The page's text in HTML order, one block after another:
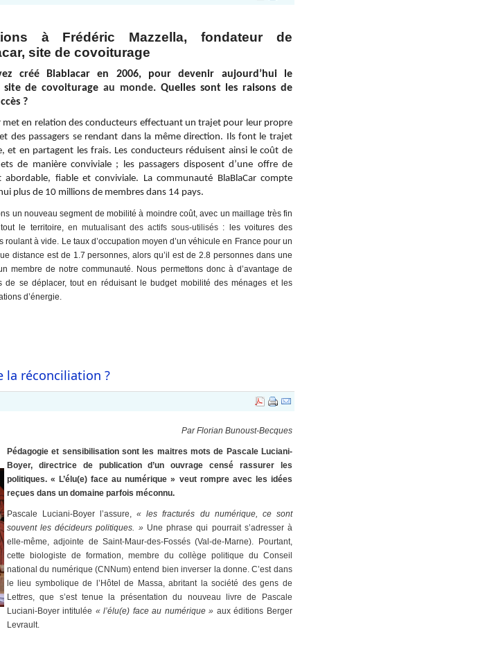
à Frédéric Mazzella, fondateur de
site de covoiturage
créé Blablacar en 2006, pour devenir aujourd’hui le
site de covoiturageau monde. Quelles sont les raisons de
?
met en relation des conducteurs effectuant un trajet pour leur propre
des passagers se rendant dans la même direction. Ils font le trajet
et en partagent les frais. Les conducteurs réduisent ainsi le coût de
de manière conviviale ; les passagers disposent d’une offre de
abordable, fiable et conviviale. La communauté BlaBlaCar compte
plus de 10 millions de membres dans 14 pays.
un nouveau segment de mobilité à moindre coût, avec un maillage très fin
le territoire, en mutualisant des actifs sous-utilisés : les voitures des
roulant à vide. Le taux d’occupation moyen d’un véhicule en France pour un
distance est de 1.7 personnes, alors qu’il est de 2.8 personnes dans une
membre de notre communauté. Nous permettons donc à d’avantage de
de se déplacer, tout en réduisant le budget mobilité des ménages et les
d’énergie.
la réconciliation ?
Par Florian Bunoust-Becques
Pédagogie et sensibilisation sont les maitres mots de Pascale Luciani-
Boyer, directrice de publication d’un ouvrage censé rassurer les
politiques. « L’élu(e) face au numérique » veut rompre avec les idées
reçues dans un domaine parfois méconnu.
Pascale Luciani-Boyer l’assure,« les fracturés du numérique, ce sont
souvent les décideurs politiques. »Une phrase qui pourrait s’adresser à
elle-même, adjointe de Saint-Maur-des-Fossés (Val-de-Marne). Pourtant,
cette biologiste de formation, membre du collège politique du Conseil
national du numérique (CNNum) entend bien inverser la donne. C’est dans
le lieu symbolique de l’Hôtel de Massa, abritant la société des gens de
Lettres, que s’est tenue la présentation du nouveau livre de Pascale
Luciani-Boyer intitulée « l’élu(e) face au numérique » aux éditions Berger
Levrault.